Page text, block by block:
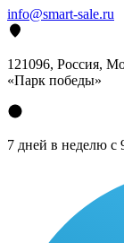
info@smart-sale.ru
121096, Россия,
«Парк победы»
7 дней в неделю с